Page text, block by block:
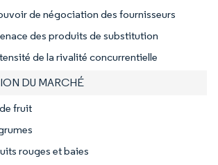
de négociation des fournisseurs
des produits de substitution
de la rivalité concurrentielle
DU MARCHÉ
fruit
rouges et baies